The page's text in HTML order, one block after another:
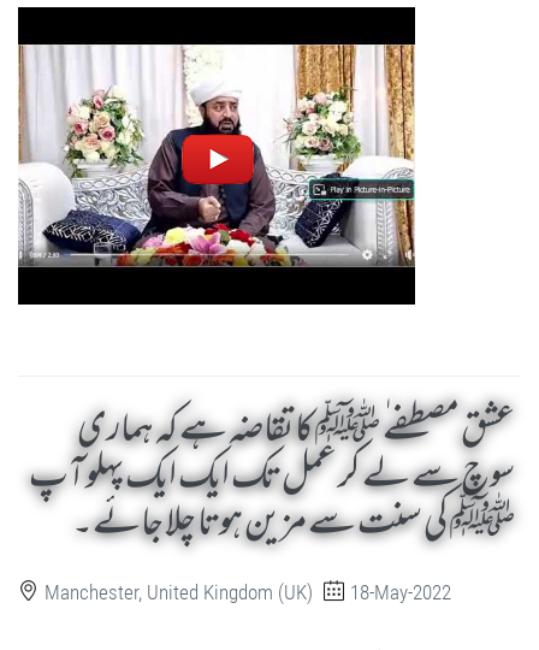
عشق مصطفے ٰ ﷺ کا تقاضہ ہے کہ ہماری
سوچ سے لے کر عمل تک ایک ایک پہلو آپ
ﷺ کی سنت سے مزین ہوتا چلا جائے۔
Manchester, United Kingdom (UK) 18-May-2022